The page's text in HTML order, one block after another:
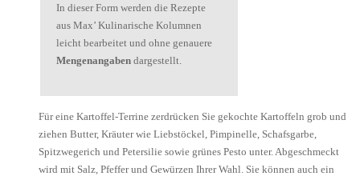
In dieser Form werden die Rezepte
aus Max’ Kulinarische Kolumnen
leicht bearbeitet und ohne genauere
Mengenangaben dargestellt.
Für eine Kartoffel-Terrine zerdrücken Sie gekochte Kartoffeln grob und
ziehen Butter, Kräuter wie Liebstöckel, Pimpinelle, Schafsgarbe,
Spitzwegerich und Petersilie sowie grünes Pesto unter. Abgeschmeckt
wird mit Salz, Pfeffer und Gewürzen Ihrer Wahl. Sie können auch ein